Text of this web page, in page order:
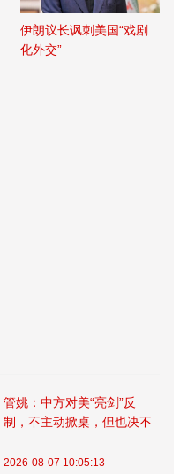
伊朗议长讽刺美国“戏剧
化外交”
管姚：中方对美“亮剑”反
制，不主动掀桌，但也决不
2026-08-07 10:05:13